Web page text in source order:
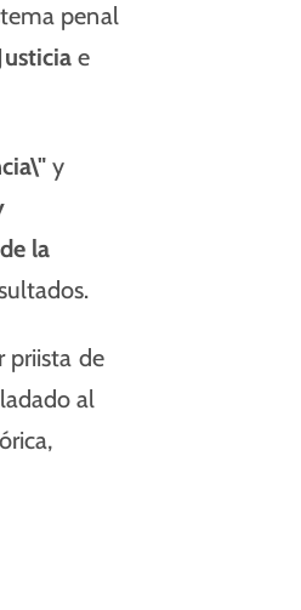
penal
e
y
la
priista de
al